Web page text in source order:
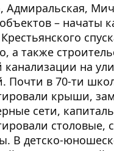
Адмиральская,
– начаты
а также
канализации на
Почти в 70-ти
крыши,
сети,
столовые,
В детско-